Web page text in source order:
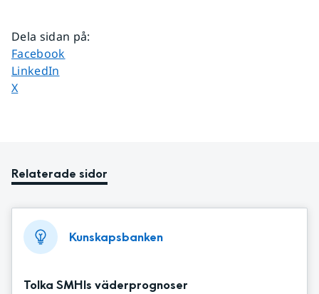
Dela sidan på:
Dela sidan på
Facebook
Dela sidan på
LinkedIn
Dela sidan på
X
Relaterade sidor
Kunskapsbanken
Tolka SMHIs väderprognoser